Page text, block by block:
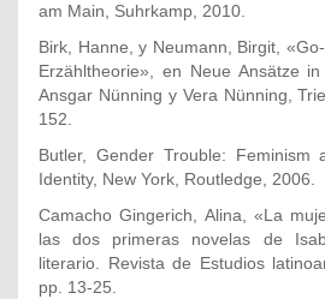
am Main, Suhrkamp, 2010.
Birk, Hanne, y Neumann, Birgit,
Erzähltheorie», en Neue Ansätze
Ansgar Nünning y Vera Nünning,
152.
Butler, Gender Trouble: Feminism
Identity, New York, Routledge, 2006.
Camacho Gingerich, Alina, «La
las dos primeras novelas de
literario. Revista de Estudios
pp. 13-25.